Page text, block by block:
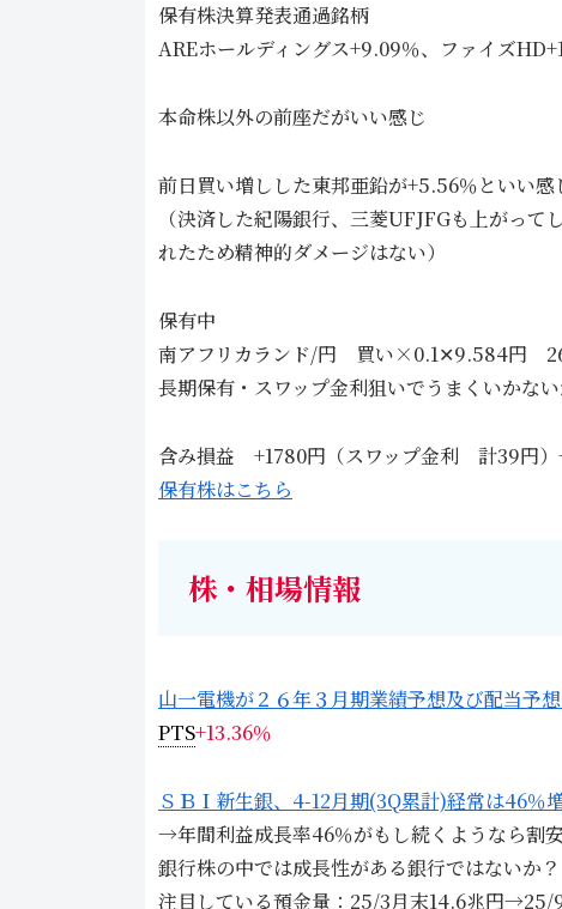
保有株決算発表通過銘柄
AREホールディングス+9.09％、ファイズ
本命株以外の前座だがいい感じ
前日買い増しした東邦亜鉛が+5.56％といい感
（決済した紀陽銀行、三菱UFJFGも上がっ
れたため精神的ダメージはない）
保有中
南アフリカランド/円 買い×0.1✕9.584円
長期保有・スワップ金利狙いでうまくいかな
含み損益 +1780円（スワップ金利 計39円
保有株はこちら
株・相場情報
山一電機が２６年３月期業績予想及び配当予
PTS+13.36％
ＳＢＩ新生銀、4-12月期(3Q累計)経常は46％
→年間利益成長率46％がもし続くようなら割
銀行株の中では成長性がある銀行ではないか？
注目している預金量：25/3月末14.6兆円